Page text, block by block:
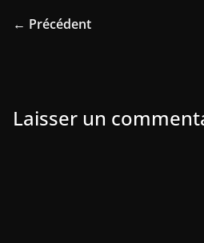
← Précédent
Laisser un